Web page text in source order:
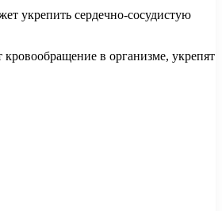
укрепить сердечно-сосудистую
в организме, укрепят